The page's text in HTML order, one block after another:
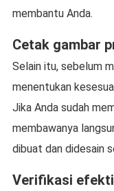
membantu Anda.
Cetak gambar
Selain itu, sebelum
menentukan
Jika Anda sudah
membawanya
dibuat dan didesain
Verifikasi